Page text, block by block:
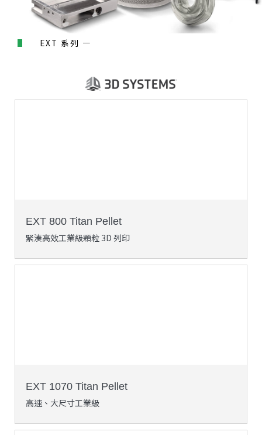
EXT 系列 —
EXT 800 Titan Pellet
緊湊高效工業級顆粒 3D 列印
EXT 1070 Titan Pellet
高速、大尺寸工業級